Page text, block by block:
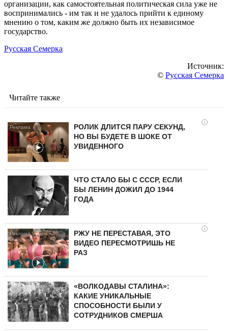
организации, как самостоятельная политическая сила уже не
воспринимались - им так и не удалось прийти к единому
мнению о том, каким же должно быть их независимое
государство.
Русская Семерка
Источник:
© Русская Семерка
Читайте также
i
РОЛИК ДЛИТСЯ ПАРУ СЕКУНД,
НО ВЫ БУДЕТЕ В ШОКЕ ОТ
УВИДЕННОГО
ЧТО СТАЛО БЫ С СССР, ЕСЛИ
БЫ ЛЕНИН ДОЖИЛ ДО 1944
ГОДА
i
РЖУ НЕ ПЕРЕСТАВАЯ, ЭТО
ВИДЕО ПЕРЕСМОТРИШЬ НЕ
РАЗ
«ВОЛКОДАВЫ СТАЛИНА»:
КАКИЕ УНИКАЛЬНЫЕ
СПОСОБНОСТИ БЫЛИ У
СОТРУДНИКОВ СМЕРША